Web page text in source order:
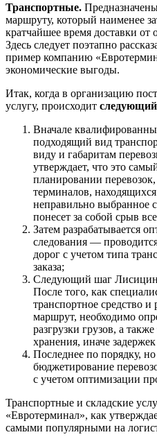
Транспортные.
маршруту, который наименее
кратчайшее время доставки от
Здесь следует поэтапно
пример компанию
экономические выгоды.
Итак, когда в организацию
услугу, происходит
Вначале
подходящий вид
виду и габаритам
утверждает, что это
планировании
терминалов,
неправильно выбранное
понесет за собой срыв
Затем разрабатывается
следования —
дорог с учетом типа
заказа;
Следующий шаг Лисицин
После того, как
транспортное средство
маршрут, необходимо
разгрузки грузов, а
хранения, иначе
Последнее по порядку,
бюджетирование
с учетом оптимизации
Транспортные и складские
«Евротерминал», как
самыми популярными на